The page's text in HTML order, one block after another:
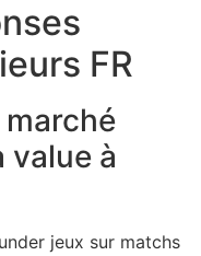
FR
value à
jeux sur matchs